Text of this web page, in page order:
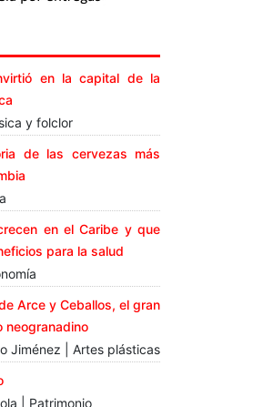
en la capital de la
y folclor
de las cervezas más
en el Caribe y que
para la salud
Arce y Ceballos, el gran
neogranadino
Jiménez | Artes plásticas
| Patrimonio